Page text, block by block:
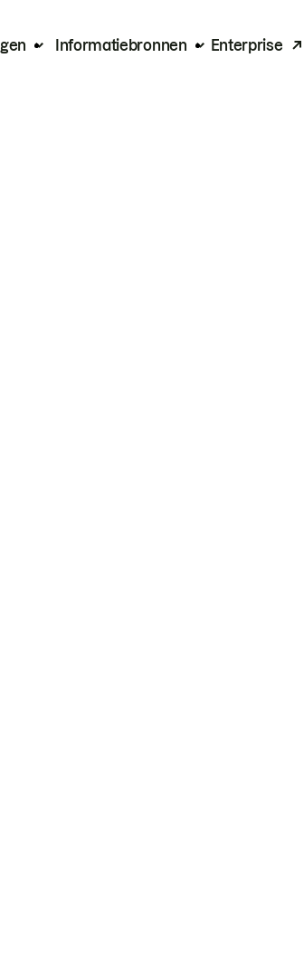
Informatiebronnen Enterprise